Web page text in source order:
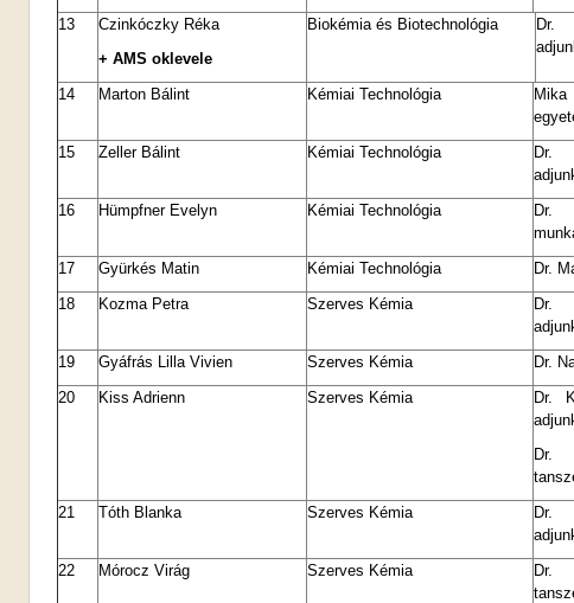
13
Czinkóczky Réka
+ AMS oklevele
Biokémia és Biotechnológia
Dr.
14 Marton Bálint Kémiai Technológia
Mika
15
Zeller Bálint Kémiai Technológia Dr.
16
Hümpfner Evelyn Kémiai Technológia
Dr.
17
Gyürkés Matin Kémiai Technológia
Dr.
18
Kozma Petra Szerves Kémia Dr.
19
Gyáfrás Lilla Vivien Szerves Kémia
Dr.
20
Kiss Adrienn Szerves Kémia
Dr.
Dr.
21
Tóth Blanka Szerves Kémia
Dr.
22
Mórocz Virág Szerves Kémia
Dr.